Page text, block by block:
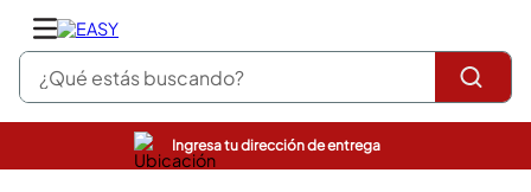
¿Qué estás buscando?
Ingresa tu dirección de entrega
pinturas